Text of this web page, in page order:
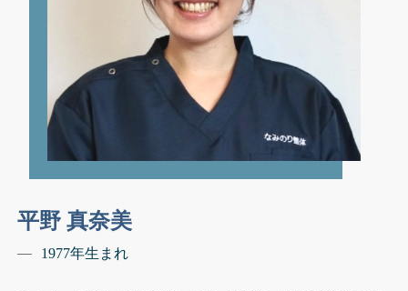
平野 真奈美
1977年生まれ